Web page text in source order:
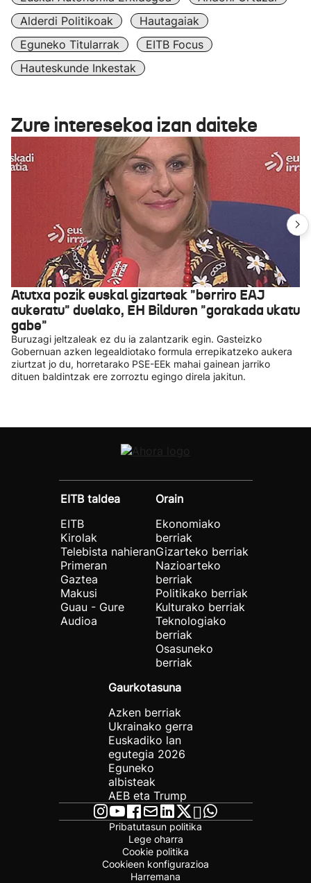
Alderdi Politikoak
Hautagaiak
Eguneko Titularrak
EITB Focus
Hauteskunde Inkestak
Zure interesekoa izan daiteke
Atutxa pozik euskal gizarteak "berriro EAJ
aukeratu" duelako, EH Bilduren "gorakada ukatu
gabe"
Buruzagi jeltzaleak ez du ia zalantzarik egin. Gasteizko
Gobernuan azken legealdiotako formula errepikatzeko aukera
ziurtzat jo du, horretarako PSE-EEk mahai gainean jarriko
dituen baldintzak ere zorroztu egingo direla jakitun.
EITB taldea
EITB
Kirolak
Telebista nahieran
Primeran
Gaztea
Makusi
Guau - Gure
Audioa
Orain
Ekonomiako
berriak
Gizarteko berriak
Nazioarteko
berriak
Politikako berriak
Kulturako berriak
Teknologiako
berriak
Osasuneko
berriak
Gaurkotasuna
Azken berriak
Ukrainako gerra
Euskadiko lan
egutegia 2026
Eguneko
albisteak
AEB eta Trump
Pribatutasun politika
Lege oharra
Cookie politika
Cookieen konfigurazioa
Harremana